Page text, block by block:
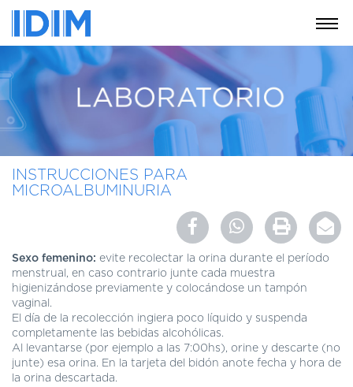
NOSOTROS
EDUCACIÓN
INSTRUCCIONES
PARA
PACIENTES
INVESTIGACIÓN
SEDES
Y
HORARIOS
MODULO
DE
AUTOGESTIÓN
INSTRUCCIONES PARA
MICROALBUMINURIA
Sexo femenino: evite recolectar la orina durante el período
menstrual, en caso contrario junte cada muestra
higienizándose previamente y colocándose un tampón
vaginal.
El día de la recolección ingiera poco líquido y suspenda
completamente las bebidas alcohólicas.
Al levantarse (por ejemplo a las 7:00hs), orine y descarte (no
junte) esa orina. En la tarjeta del bidón anote fecha y hora de
la orina descartada.